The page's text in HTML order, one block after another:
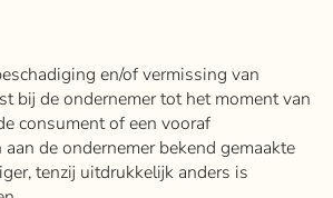
en/of vermissing van
bij de ondernemer tot het moment van
consument of een vooraf
aan de ondernemer bekend gemaakte
tenzij uitdrukkelijk anders is